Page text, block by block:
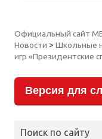
Официальный сайт
Новости > Школьные
игр «Президентские
Версия для
Поиск по сайту